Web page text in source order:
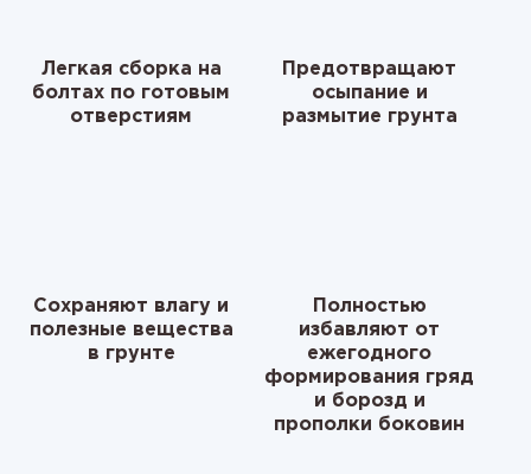
Легкая сборка на
болтах по готовым
отверстиям
Предотвращают
осыпание и
размытие грунта
Сохраняют влагу и
полезные вещества
в грунте
Полностью
избавляют от
ежегодного
формирования гряд
и борозд и
прополки боковин